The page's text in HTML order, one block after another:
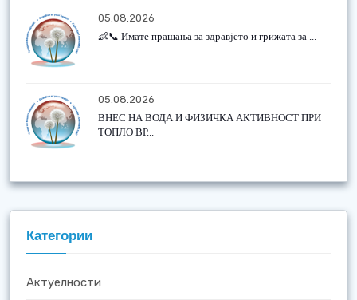
05.08.2026
👶📞 Имате прашања за здравјето и грижата за ...
05.08.2026
ВНЕС НА ВОДА И ФИЗИЧКА АКТИВНОСТ ПРИ
ТОПЛО ВР...
Категории
Актуелности